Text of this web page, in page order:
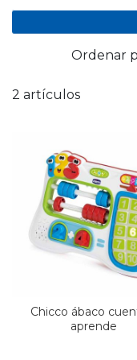
2 artículos
Ordenar
Chicco ábaco
aprende